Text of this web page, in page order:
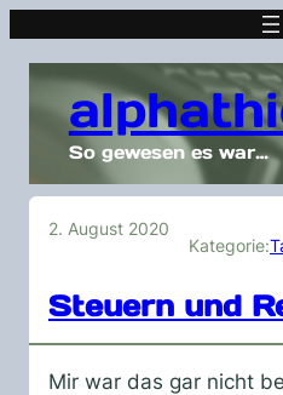
So gewesen es war…
2. August 2020
Kategorie:
Steuern und
Mir war das gar nicht